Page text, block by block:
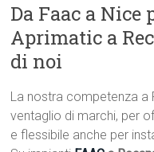
Da Faac a Nice
Aprimatic a
di noi
La nostra competenza a
ventaglio di marchi, per
e flessibile anche per